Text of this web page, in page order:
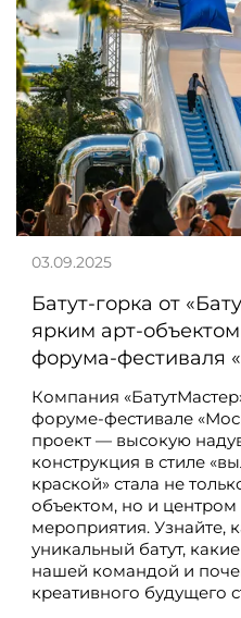
Батут-горка от
ярким арт-
форума-фестиваля
Компания
форуме-фестивале
проект — высокую
конструкция в стиле
краской» стала не
объектом, но и центром
мероприятия. Узнайте,
уникальный батут,
нашей командой и
креативного будущего
03.09.2025